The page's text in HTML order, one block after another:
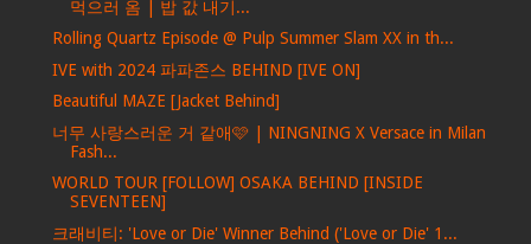
먹으러 옴 | 밥 값 내기...
Rolling Quartz Episode @ Pulp Summer Slam XX in th...
IVE with 2024 파파존스 BEHIND [IVE ON]
Beautiful MAZE [Jacket Behind]
너무 사랑스러운 거 같애🩷 | NINGNING X Versace in Milan
Fash...
WORLD TOUR [FOLLOW] OSAKA BEHIND [INSIDE
SEVENTEEN]
크래비티: 'Love or Die' Winner Behind ('Love or Die' 1...